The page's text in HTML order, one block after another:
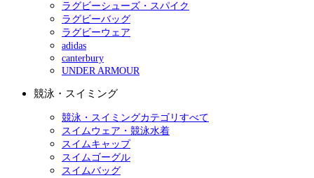
ラグビーシューズ・スパイク
ラグビーバッグ
ラグビーウェア
adidas
canterbury
UNDER ARMOUR
競泳・スイミング
競泳・スイミングカテゴリすべて
スイムウェア・競泳水着
スイムキャップ
スイムゴーグル
スイムバッグ